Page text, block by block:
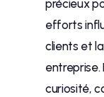
précieux
efforts
clients et
entreprise.
curiosité,